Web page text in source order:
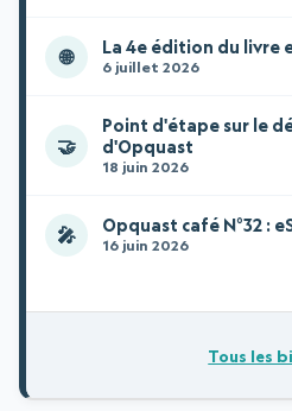
🌐 La 4e édition du livre
6 juillet 2026
🤝
Point d'étape sur le
d'Opquast
18 juin 2026
🎤 Opquast café N°32 :
16 juin 2026
Tous les